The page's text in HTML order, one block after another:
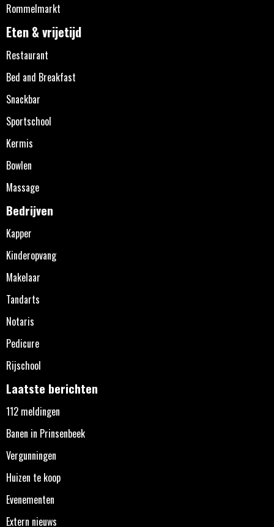
Rommelmarkt
Eten & vrijetijd
Restaurant
Bed and Breakfast
Snackbar
Sportschool
Kermis
Bowlen
Massage
Bedrijven
Kapper
Kinderopvang
Makelaar
Tandarts
Notaris
Pedicure
Rijschool
Laatste berichten
112 meldingen
Banen in Prinsenbeek
Vergunningen
Huizen te koop
Evenementen
Extern nieuws